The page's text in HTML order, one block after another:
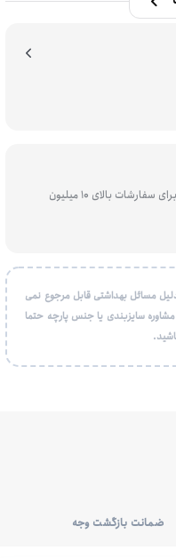
ارسال رایگان برای سفارشات بالای 10 میلیون
مسائل بهداشتی قابل مرجوع نمی
سایزبندی یا جنس پارچه حتما
ضمانت بازگشت وجه